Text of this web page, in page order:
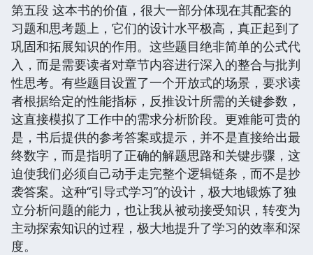
第五段 这本书的价值，很大一部分体现在其配套的
习题和思考题上，它们的设计水平极高，真正起到了
巩固和拓展知识的作用。这些题目绝非简单的公式代
入，而是需要读者对章节内容进行深入的整合与批判
性思考。有些题目设置了一个开放式的场景，要求读
者根据给定的性能指标，反推设计所需的关键参数，
这直接模拟了工作中的需求分析阶段。更难能可贵的
是，书后提供的参考答案或提示，并不是直接给出最
终数字，而是指明了正确的解题思路和关键步骤，这
迫使我们必须自己动手走完整个逻辑链条，而不是抄
袭答案。这种“引导式学习”的设计，极大地锻炼了独
立分析问题的能力，也让我从被动接受知识，转变为
主动探索知识的过程，极大地提升了学习的效率和深
度。